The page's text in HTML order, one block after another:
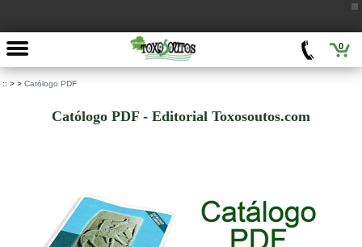
0
:: > > Católogo PDF
Católogo PDF - Editorial Toxosoutos.com